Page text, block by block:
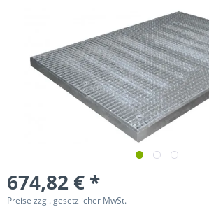
674,82 € *
Preise zzgl. gesetzlicher MwSt.